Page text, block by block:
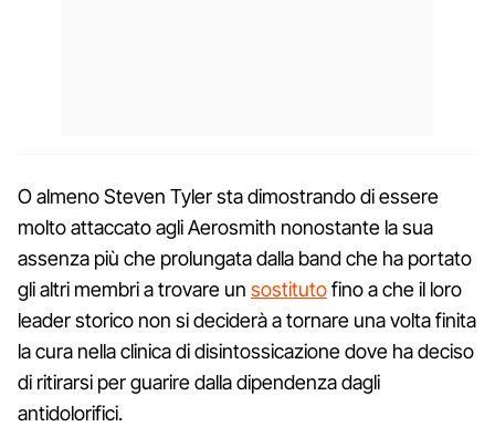
O almeno Steven Tyler sta dimostrando di essere
molto attaccato agli Aerosmith nonostante la sua
assenza più che prolungata dalla band che ha portato
gli altri membri a trovare un sostitutofino a che il loro
leader storico non si deciderà a tornare una volta finita
la cura nella clinica di disintossicazione dove ha deciso
di ritirarsi per guarire dalla dipendenza dagli
antidolorifici.